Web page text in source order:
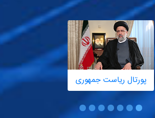
پورتال ریاست جمهوری